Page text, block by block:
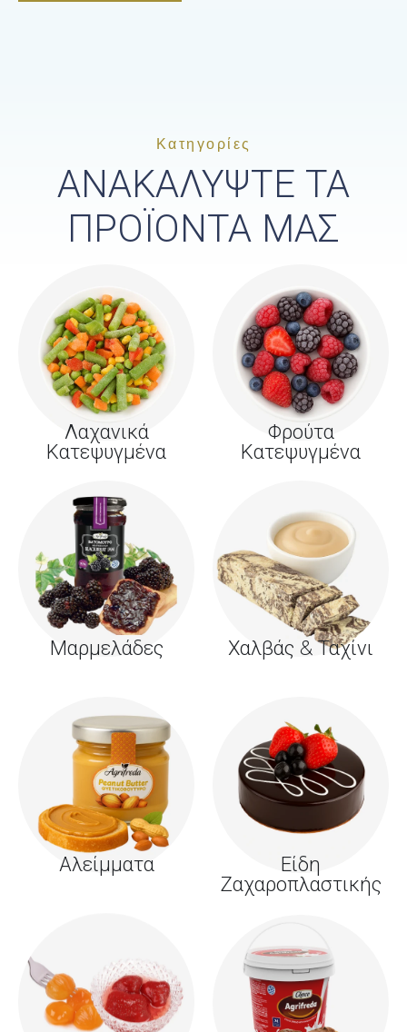
Κατηγορίες
ΑΝΑΚΑΛΥΨΤΕ ΤΑ
ΠΡΟΪΟΝΤΑ ΜΑΣ
Λαχανικά
Κατεψυγμένα
Φρούτα
Κατεψυγμένα
Μαρμελάδες Χαλβάς & Ταχίνι
Αλείμματα
Είδη
Ζαχαροπλαστικής